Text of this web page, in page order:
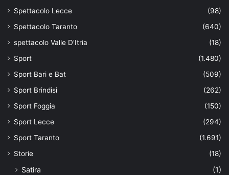
Spettacolo Lecce
(98)
Spettacolo Taranto
(640)
spettacolo Valle D'Itria
(18)
Sport
(1.480)
Sport Bari e Bat
(509)
Sport Brindisi
(262)
Sport Foggia
(150)
Sport Lecce
(294)
Sport Taranto
(1.691)
Storie
(18)
Satira (1)